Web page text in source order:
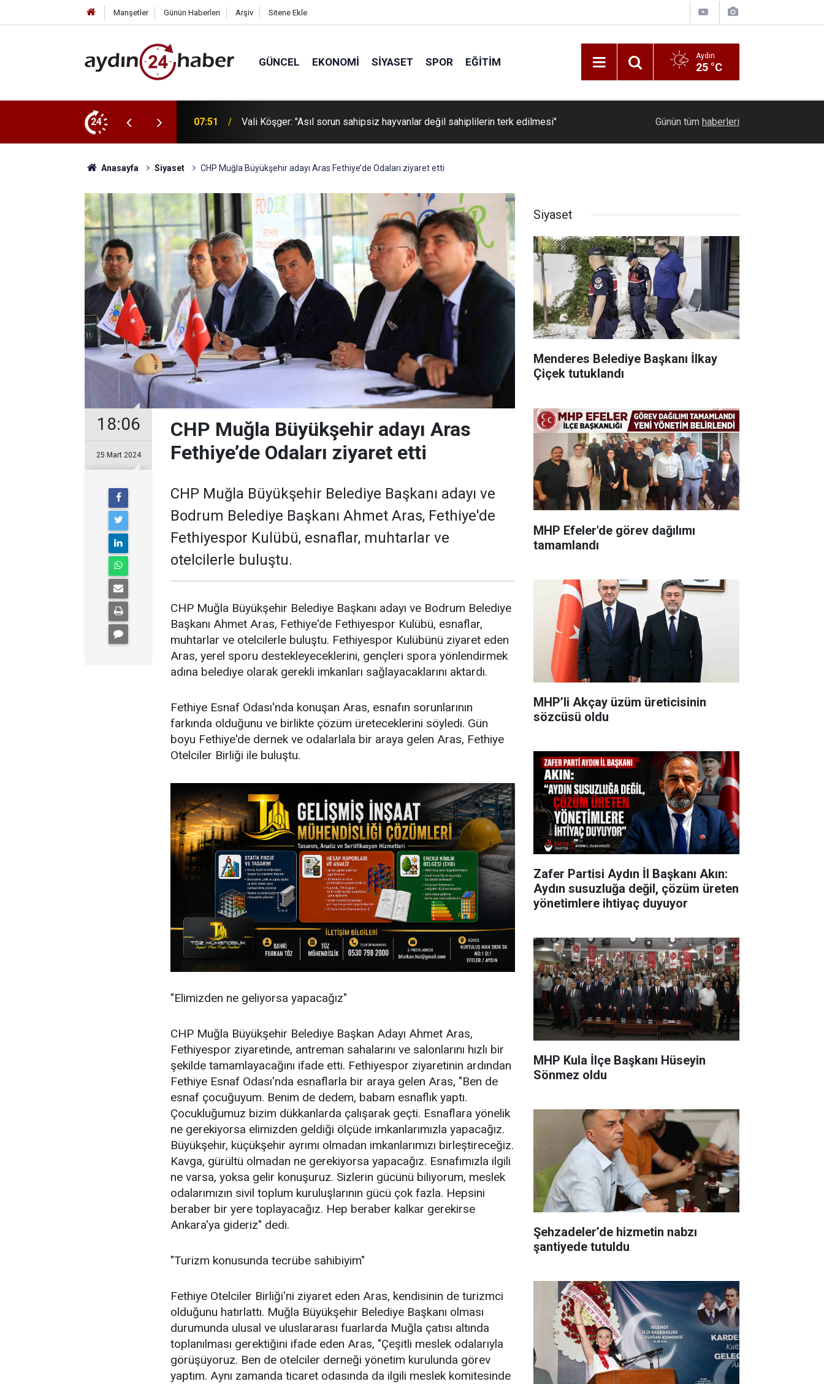
Manşetler Günün Haberleri Arşiv Sitene Ekle
GÜNCEL EKONOMI SIYASET SPOR EĞITIM Aydın
25 °C
24
değil sahiplilerin terk edilmesi" 06:58 Beyağaç Belediyesi araç filosunu öz kaynaklarıyla güçlendiriyor Y. Denizli Basket skor gücünü artırdı
Günün tüm haberleri
Anasayfa Siyaset CHP Muğla Büyükşehir adayı Aras Fethiye’de Odaları ziyaret etti
18:06
25 Mart 2024
CHP Muğla Büyükşehir adayı Aras
Fethiye’de Odaları ziyaret etti
CHP Muğla Büyükşehir Belediye Başkanı adayı ve
Bodrum Belediye Başkanı Ahmet Aras, Fethiye'de
Fethiyespor Kulübü, esnaflar, muhtarlar ve
otelcilerle buluştu.
CHP Muğla Büyükşehir Belediye Başkanı adayı ve Bodrum Belediye
Başkanı Ahmet Aras, Fethiye'de Fethiyespor Kulübü, esnaflar,
muhtarlar ve otelcilerle buluştu. Fethiyespor Kulübünü ziyaret eden
Aras, yerel sporu destekleyeceklerini, gençleri spora yönlendirmek
adına belediye olarak gerekli imkanları sağlayacaklarını aktardı.
Fethiye Esnaf Odası'nda konuşan Aras, esnafın sorunlarının
farkında olduğunu ve birlikte çözüm üreteceklerini söyledi. Gün
boyu Fethiye'de dernek ve odalarlala bir araya gelen Aras, Fethiye
Otelciler Birliği ile buluştu.
"Elimizden ne geliyorsa yapacağız"
CHP Muğla Büyükşehir Belediye Başkan Adayı Ahmet Aras,
Fethiyespor ziyaretinde, antreman sahalarını ve salonlarını hızlı bir
şekilde tamamlayacağını ifade etti. Fethiyespor ziyaretinin ardından
Fethiye Esnaf Odası'nda esnaflarla bir araya gelen Aras, "Ben de
esnaf çocuğuyum. Benim de dedem, babam esnaflık yaptı.
Çocukluğumuz bizim dükkanlarda çalışarak geçti. Esnaflara yönelik
ne gerekiyorsa elimizden geldiği ölçüde imkanlarımızla yapacağız.
Büyükşehir, küçükşehir ayrımı olmadan imkanlarımızı birleştireceğiz.
Kavga, gürültü olmadan ne gerekiyorsa yapacağız. Esnafımızla ilgili
ne varsa, yoksa gelir konuşuruz. Sizlerin gücünü biliyorum, meslek
odalarımızın sivil toplum kuruluşlarının gücü çok fazla. Hepsini
beraber bir yere toplayacağız. Hep beraber kalkar gerekirse
Ankara'ya gideriz" dedi.
"Turizm konusunda tecrübe sahibiyim"
Fethiye Otelciler Birliği'ni ziyaret eden Aras, kendisinin de turizmci
olduğunu hatırlattı. Muğla Büyükşehir Belediye Başkanı olması
durumunda ulusal ve uluslararası fuarlarda Muğla çatısı altında
toplanılması gerektiğini ifade eden Aras, "Çeşitli meslek odalarıyla
görüşüyoruz. Ben de otelciler derneği yönetim kurulunda görev
yaptım. Aynı zamanda ticaret odasında da ilgili meslek komitesinde
Siyaset
Menderes Belediye Başkanı İlkay
Çiçek tutuklandı
MHP Efeler'de görev dağılımı
tamamlandı
MHP’li Akçay üzüm üreticisinin
sözcüsü oldu
Zafer Partisi Aydın İl Başkanı Akın:
Aydın susuzluğa değil, çözüm üreten
yönetimlere ihtiyaç duyuyor
MHP Kula İlçe Başkanı Hüseyin
Sönmez oldu
Şehzadeler’de hizmetin nabzı
şantiyede tutuldu